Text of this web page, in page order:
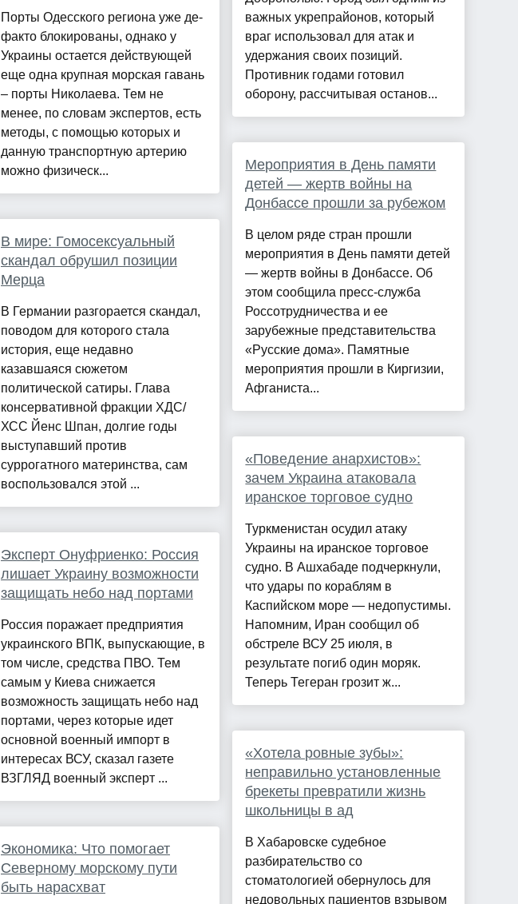
Порты Одесского региона уже де-
факто блокированы, однако у
Украины остается действующей
еще одна крупная морская гавань
– порты Николаева. Тем не
менее, по словам экспертов, есть
методы, с помощью которых и
данную транспортную артерию
можно физическ...
В мире: Гомосексуальный
скандал обрушил позиции
Мерца
В Германии разгорается скандал,
поводом для которого стала
история, еще недавно
казавшаяся сюжетом
политической сатиры. Глава
консервативной фракции ХДС/
ХСС Йенс Шпан, долгие годы
выступавший против
суррогатного материнства, сам
воспользовался этой ...
Эксперт Онуфриенко: Россия
лишает Украину возможности
защищать небо над портами
Россия поражает предприятия
украинского ВПК, выпускающие, в
том числе, средства ПВО. Тем
самым у Киева снижается
возможность защищать небо над
портами, через которые идет
основной военный импорт в
интересах ВСУ, сказал газете
ВЗГЛЯД военный эксперт ...
Экономика: Что помогает
Северному морскому пути
быть нарасхват
важных укрепрайонов, который
враг использовал для атак и
удержания своих позиций.
Противник годами готовил
оборону, рассчитывая останов...
Мероприятия в День памяти
детей — жертв войны на
Донбассе прошли за рубежом
В целом ряде стран прошли
мероприятия в День памяти детей
— жертв войны в Донбассе. Об
этом сообщила пресс-служба
Россотрудничества и ее
зарубежные представительства
«Русские дома». Памятные
мероприятия прошли в Киргизии,
Афганиста...
«Поведение анархистов»:
зачем Украина атаковала
иранское торговое судно
Туркменистан осудил атаку
Украины на иранское торговое
судно. В Ашхабаде подчеркнули,
что удары по кораблям в
Каспийском море — недопустимы.
Напомним, Иран сообщил об
обстреле ВСУ 25 июля, в
результате погиб один моряк.
Теперь Тегеран грозит ж...
«Хотела ровные зубы»:
неправильно установленные
брекеты превратили жизнь
школьницы в ад
В Хабаровске судебное
разбирательство со
стоматологией обернулось для
недовольных пациентов взрывом